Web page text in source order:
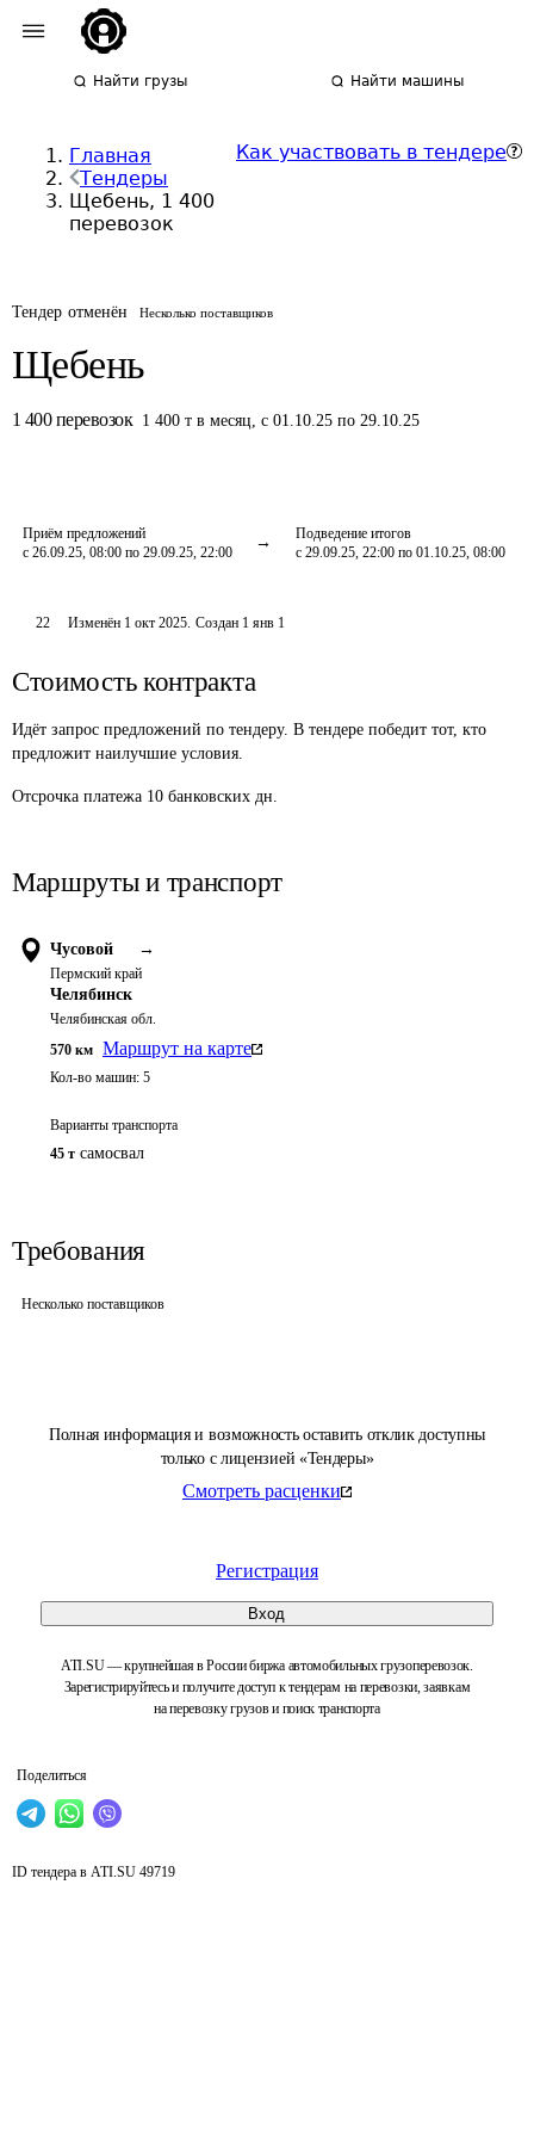
Найти грузы Найти машины
Главная
Тендеры
Щебень, 1 400
перевозок
Как участвовать в тендере
Тендер отменён Несколько поставщиков
Щебень
1 400 перевозок 1 400 т в месяц,с 01.10.25 по 29.10.25
Приём предложений
с 26.09.25, 08:00 по 29.09.25, 22:00
Подведение итогов
с 29.09.25, 22:00 по 01.10.25, 08:00
Полная информация и возможность оставить отклик доступны
только с лицензией «Тендеры»
Смотреть расценки
Регистрация
Вход
ATI.SU — крупнейшая в России биржа автомобильных грузоперевозок.
Зарегистрируйтесь и получите доступ к тендерам на перевозки, заявкам
на перевозку грузов и поиск транспорта
Поделиться
22 Изменён 1 окт 2025. Создан 1 янв 1
Стоимость контракта
Идёт запрос предложений по тендеру. В тендере победит тот, кто
предложит наилучшие условия.
Отсрочка платежа 10 банковских дн.
Маршруты и транспорт
Чусовой →
Пермский край
Челябинск
Челябинская обл.
570 км Маршрут на карте
Кол-во машин: 5
Варианты транспорта
45 т самосвал
Требования
Несколько поставщиков
ID тендера в ATI.SU 49719